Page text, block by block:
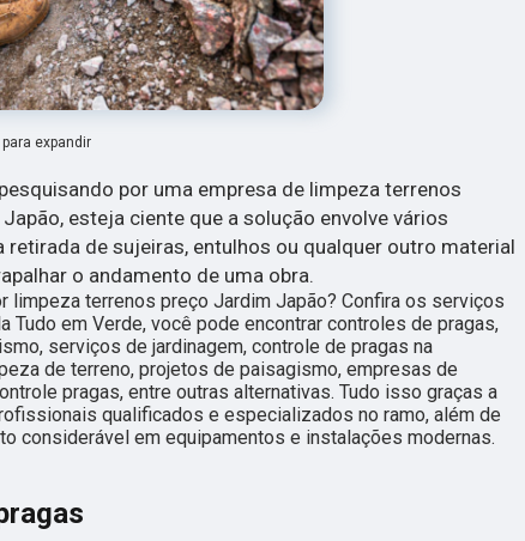
expandir
por uma empresa de limpeza terrenos
esteja ciente que a solução envolve vários
retirada de sujeiras, entulhos ou qualquer outro material
o andamento de uma obra.
limpeza terrenos preço Jardim Japão? Confira os serviços
Tudo em Verde, você pode encontrar controles de pragas,
serviços de jardinagem, controle de pragas na
de terreno, projetos de paisagismo, empresas de
pragas, entre outras alternativas. Tudo isso graças a
qualificados e especializados no ramo, além de
considerável em equipamentos e instalações modernas.